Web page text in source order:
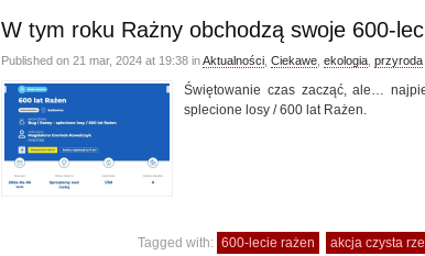
W tym roku Rażny obchodzą swoje 600-
Published on 21 mar, 2024 at 19:38 inAktualności Ciekawe ekologia przyroda
Świętowanie czas zacząć, ale…
splecione losy / 600 lat Rażen.
Tagged with: 600-lecie rażen akcja czysta